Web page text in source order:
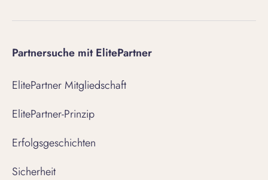
Partnersuche mit ElitePartner
ElitePartner Mitgliedschaft
ElitePartner-Prinzip
Erfolgsgeschichten
Sicherheit